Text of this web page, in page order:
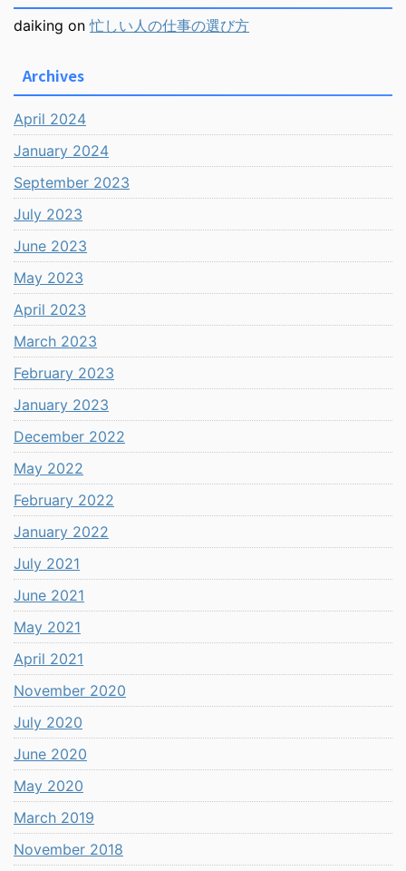
daiking on忙しい人の仕事の選び方
Archives
April 2024
January 2024
September 2023
July 2023
June 2023
May 2023
April 2023
March 2023
February 2023
January 2023
December 2022
May 2022
February 2022
January 2022
July 2021
June 2021
May 2021
April 2021
November 2020
July 2020
June 2020
May 2020
March 2019
November 2018